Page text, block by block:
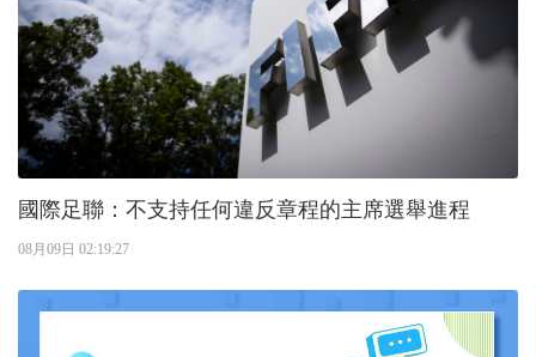
國際足聯：不支持任何違反章程的主席選舉進程
08月09日 02:19:27